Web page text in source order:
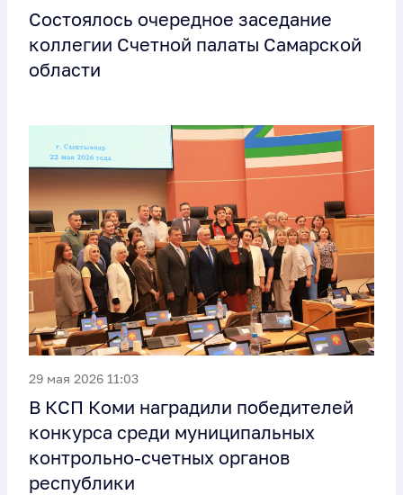
Состоялось очередное заседание
коллегии Счетной палаты Самарской
области
29 мая 2026 11:03
В КСП Коми наградили победителей
конкурса среди муниципальных
контрольно-счетных органов
республики